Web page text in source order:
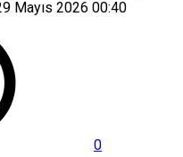
Mayıs 2026 00:40
0